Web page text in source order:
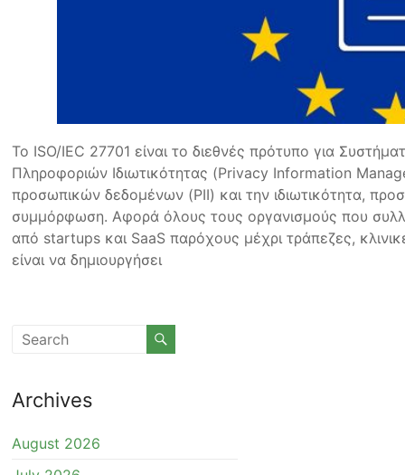
Το ISO/IEC 27701 είναι το διεθνές πρότυπο για
Πληροφοριών Ιδιωτικότητας (Privacy Information
προσωπικών δεδομένων (PII) και την ιδιωτικότητα,
συμμόρφωση. Αφορά όλους τους οργανισμούς που
από startups και SaaS παρόχους μέχρι τράπεζες,
είναι να δημιουργήσει
Archives
August 2026